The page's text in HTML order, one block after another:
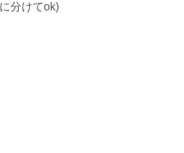
分けてok)